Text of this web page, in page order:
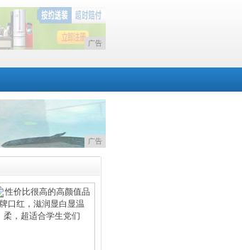
广告
广告